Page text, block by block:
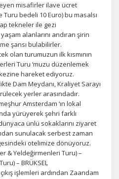
misafirler ilave ücret
bedeli 10 Euro) bu masalsı
tekneler ile gezi
alanlarını andıran şirin
şansı bulabilirler.
olan turumuzun ilk kısmının
Turu ‘muzu düzenlemek
hareket ediyoruz.
Dam Meydanı, Kraliyet Sarayı
yerler arasındadır.
Amsterdam ‘ın lokal
yürüyerek şehri farklı
ünlü sokaklarını ziyaret
sunulacak serbest zaman
otelimize dönüyoruz.
& Yeldeğirmenleri Turu) –
– BRÜKSEL
işlemleri ardından Zaandam